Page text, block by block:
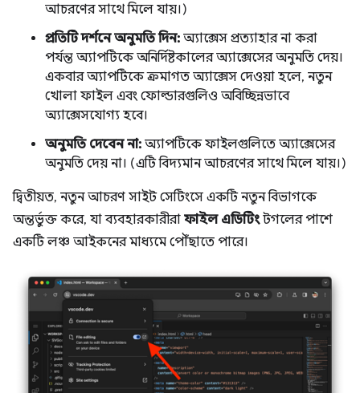
আচরণের সাথে মিলে যায়।)
প্রতিটি দর্শনে অনুমতি দিন: অ্যাক্সেস প্রত্যাহার না করা
পর্যন্ত অ্যাপটিকে অনির্দিষ্টকালের অ্যাক্সেসের অনুমতি দেয়।
একবার অ্যাপটিকে ক্রমাগত অ্যাক্সেস দেওয়া হলে, নতুন
খোলা ফাইল এবং ফোল্ডারগুলিও অবিচ্ছিন্নভাবে
অ্যাক্সেসযোগ্য হবে।
অনুমতি দেবেন না: অ্যাপটিকে ফাইলগুলিতে অ্যাক্সেসের
অনুমতি দেয় না। (এটি বিদ্যমান আচরণের সাথে মিলে যায়।)
দ্বিতীয়ত, নতুন আচরণ সাইট সেটিংসে একটি নতুন বিভাগকে
অন্তর্ভুক্ত করে, যা ব্যবহারকারীরা ফাইল এডিটিংটগলের পাশে
একটি লঞ্চ আইকনের মাধ্যমে পৌঁছাতে পারে।